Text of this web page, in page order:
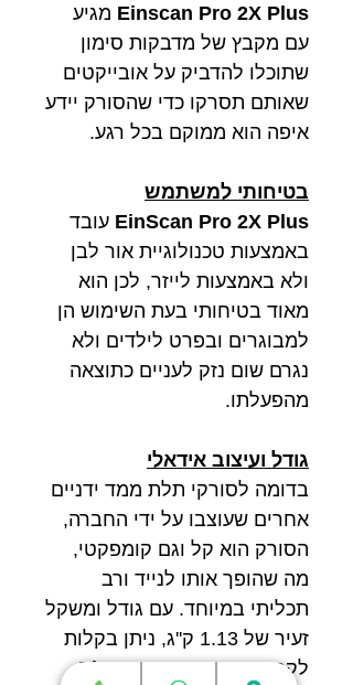
Einscan Pro 2X Plus מגיע
עם מקבץ של מדבקות סימון
שתוכלו להדביק על אובייקטים
שאותם תסרקו כדי שהסורק יידע
איפה הוא ממוקם בכל רגע.
בטיחותי למשתמש
EinScan Pro 2X Plus עובד
באמצעות טכנולוגיית אור לבן
ולא באמצעות לייזר, לכן הוא
מאוד בטיחותי בעת השימוש הן
למבוגרים ובפרט לילדים ולא
נגרם שום נזק לעניים כתוצאה
מהפעלתו.
גודל ועיצוב אידאלי
בדומה לסורקי תלת ממד ידניים
אחרים שעוצבו על ידי החברה,
הסורק הוא קל וגם קומפקטי,
מה שהופך אותו לנייד ורב
תכליתי במיוחד. עם גודל ומשקל
זעיר של 1.13 ק''ג, ניתן בקלות
לקחת אתEinscan Pro 2X